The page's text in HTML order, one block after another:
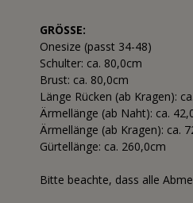
GRÖSSE:
Onesize (passt 34-48)
Schulter: ca. 80,0cm
Brust: ca. 80,0cm
Länge Rücken (ab Kragen):
Ärmellänge (ab Naht): ca.
Ärmellänge (ab Kragen): ca.
Gürtellänge: ca. 260,0cm
Bitte beachte, dass alle